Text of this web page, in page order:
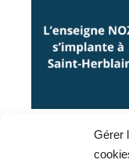
Gérer
magasin